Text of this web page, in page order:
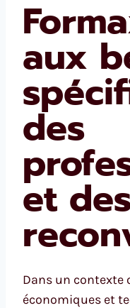
aux
des
et
Dans un contexte
économiques et